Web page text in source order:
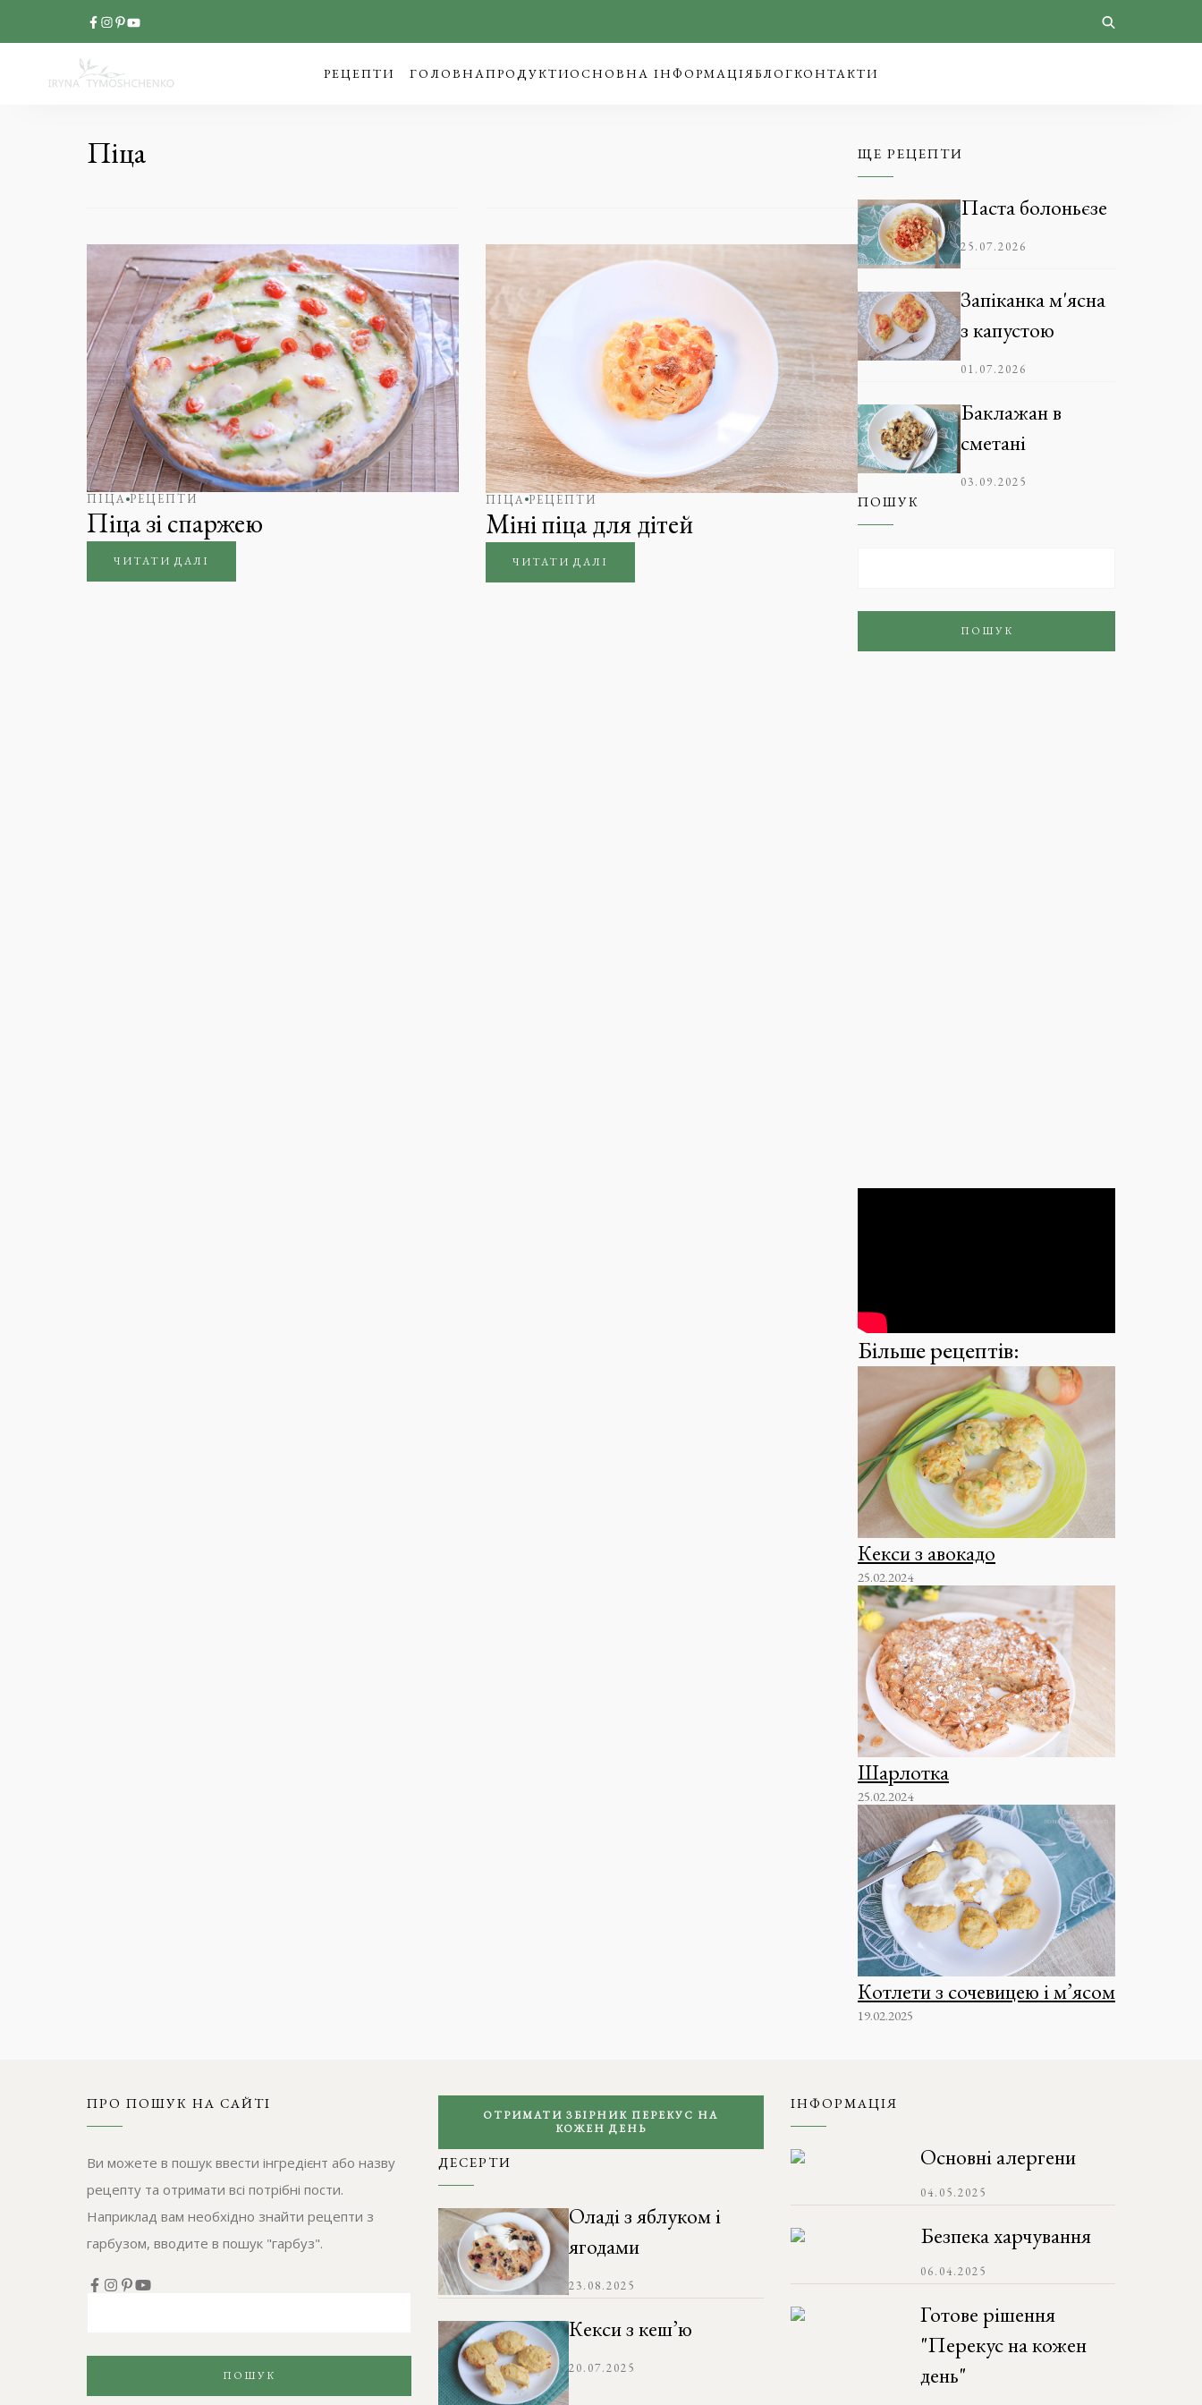
РЕЦЕПТИ ГОЛОВНАПРОДУКТИОСНОВНА ІНФОРМАЦІЯБЛОГКОНТАКТИ
Піца
ПІЦА РЕЦЕПТИ
Піца зі спаржею
ЧИТАТИ ДАЛІ
ПІЦА РЕЦЕПТИ
Міні піца для дітей
ЧИТАТИ ДАЛІ
ЩЕ РЕЦЕПТИ
Паста болоньєзе
25.07.2026
Запіканка м'ясна
з капустою
01.07.2026
Баклажан в
сметані
03.09.2025
ПОШУК
ПОШУК
Більше рецептів:
Кекси з авокадо
25.02.2024
Шарлотка
25.02.2024
Котлети з сочевицею і м’ясом
19.02.2025
ПРО ПОШУК НА САЙТІ
Ви можете в пошук ввести інгредієнт або назву
рецепту та отримати всі потрібні пости.
Наприклад вам необхідно знайти рецепти з
гарбузом, вводите в пошук "гарбуз".
ПОШУК
ОТРИМАТИ ЗБІРНИК ПЕРЕКУС НА
КОЖЕН ДЕНЬ
ДЕСЕРТИ
Оладі з яблуком і
ягодами
23.08.2025
Кекси з кеш’ю
20.07.2025
ІНФОРМАЦІЯ
Основні алергени
04.05.2025
Безпека харчування
06.04.2025
Готове рішення
"Перекус на кожен
день"